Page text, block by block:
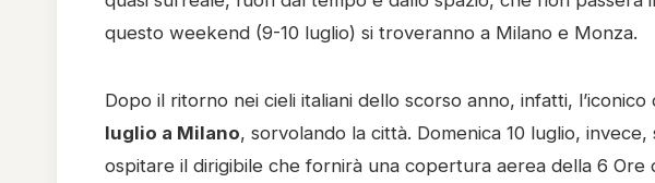
questo weekend (9-10 luglio) si troveranno a Milano e Monza.
Dopo il ritorno nei cieli italiani dello scorso anno, infatti, l’iconico
luglio a Milano, sorvolando la città. Domenica 10 luglio,
ospitare il dirigibile che fornirà una copertura aerea della 6